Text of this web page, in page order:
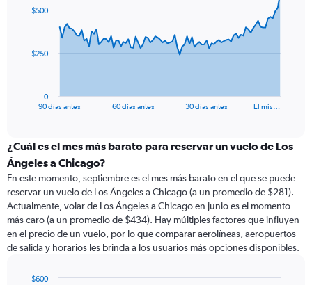
data
The
categories.
Range:
91
categories.
The
chart
has
1
Y
displaying
90 días antes 60 días antes 30 días antes El mis…
0
$250
$500
¿Cuál es el mes más barato para reservar un vuelo de Los
Ángeles a Chicago?
En este momento, septiembre es el mes más barato en el que se puede
reservar un vuelo de Los Ángeles a Chicago (a un promedio de $281).
Actualmente, volar de Los Ángeles a Chicago en junio es el momento
más caro (a un promedio de $434). Hay múltiples factores que influyen
en el precio de un vuelo, por lo que comparar aerolíneas, aeropuertos
de salida y horarios les brinda a los usuarios más opciones disponibles.
$600